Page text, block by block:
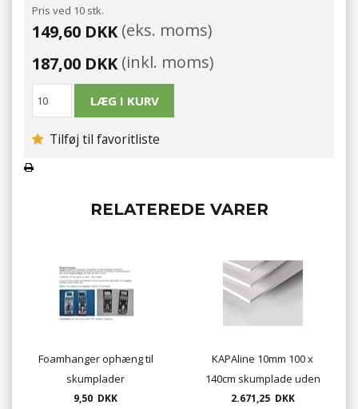
Pris ved 10 stk.
149,60 DKK(eks. moms)
187,00 DKK(inkl. moms)
Tilføj til favoritliste
RELATEREDE VARER
Foamhanger ophæng til
skumplader
9,50 DKK
KAPAline 10mm 100 x
140cm skumplade uden
klæb " frit leveret"
2.671,25 DKK